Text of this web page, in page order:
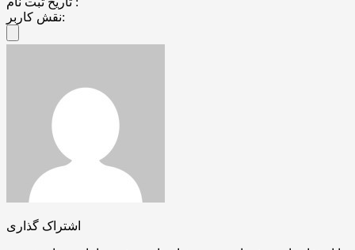
نقش کاربر:
اشتراک گذاری